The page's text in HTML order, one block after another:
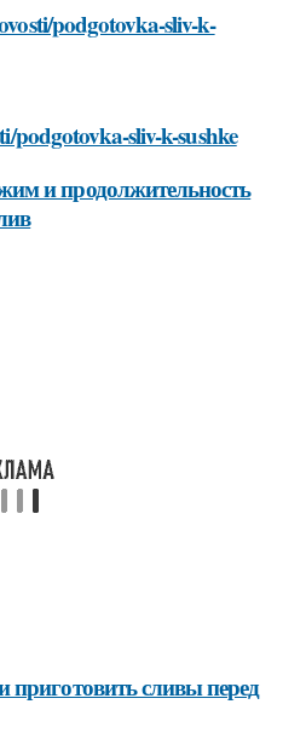
podgotovka-sliv-k-
podgotovka-sliv-k-sushke
и продолжительность
приготовить сливы перед